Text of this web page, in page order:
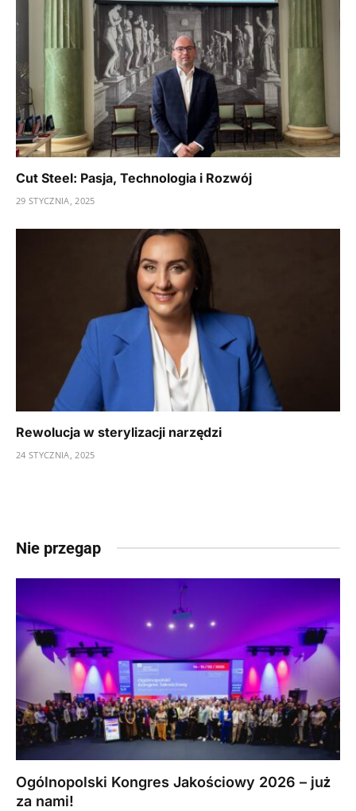
Cut Steel: Pasja, Technologia i Rozwój
29 STYCZNIA, 2025
Rewolucja w sterylizacji narzędzi
24 STYCZNIA, 2025
Nie przegap
Ogólnopolski Kongres Jakościowy 2026 – już
za nami!